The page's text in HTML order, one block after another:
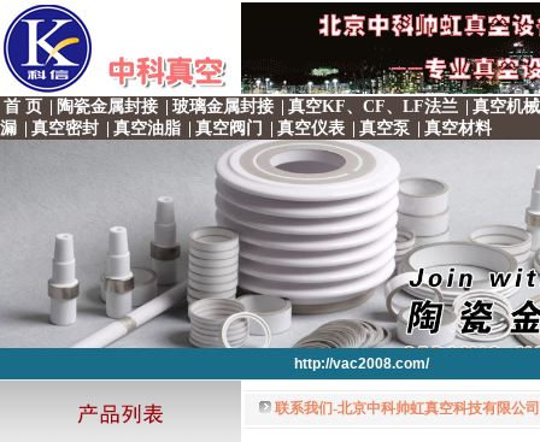
首 页 陶瓷金属封接 玻璃金属封接 真空KF、CF、LF法兰
真空机
漏
真空密封 真空油脂 真空阀门 真空仪表 真空泵 真空材料
http://vac2008.com/
联系我们-北京中科帅虹真空科技有限公